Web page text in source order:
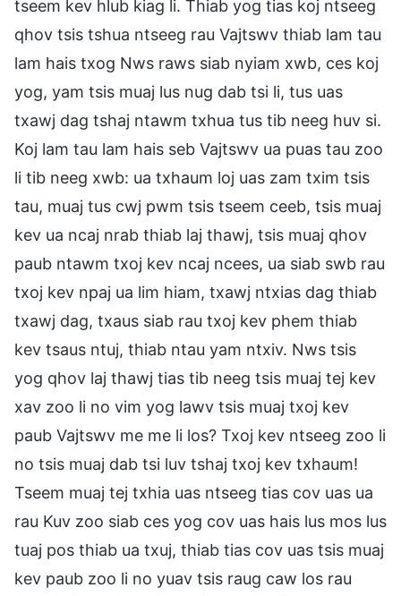
tseem kev hlub kiag li. Thiab yog tias koj ntseeg
qhov tsis tshua ntseeg rau Vajtswv thiab lam tau
lam hais txog Nws raws siab nyiam xwb, ces koj
yog, yam tsis muaj lus nug dab tsi li, tus uas
txawj dag tshaj ntawm txhua tus tib neeg huv si.
Koj lam tau lam hais seb Vajtswv ua puas tau zoo
li tib neeg xwb: ua txhaum loj uas zam txim tsis
tau, muaj tus cwj pwm tsis tseem ceeb, tsis muaj
kev ua ncaj nrab thiab laj thawj, tsis muaj qhov
paub ntawm txoj kev ncaj ncees, ua siab swb rau
txoj kev npaj ua lim hiam, txawj ntxias dag thiab
txawj dag, txaus siab rau txoj kev phem thiab
kev tsaus ntuj, thiab ntau yam ntxiv. Nws tsis
yog qhov laj thawj tias tib neeg tsis muaj tej kev
xav zoo li no vim yog lawv tsis muaj txoj kev
paub Vajtswv me me li los? Txoj kev ntseeg zoo li
no tsis muaj dab tsi luv tshaj txoj kev txhaum!
Tseem muaj tej txhia uas ntseeg tias cov uas ua
rau Kuv zoo siab ces yog cov uas hais lus mos lus
tuaj pos thiab ua txuj, thiab tias cov uas tsis muaj
kev paub zoo li no yuav tsis raug caw los rau